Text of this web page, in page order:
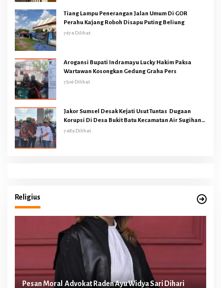
Tiang Lampu Penerangan Jalan Umum Di GOR
Perahu Kajang Roboh Disapu Puting Beliung
7674 Dilihat
Arogansi Bupati Indramayu Lucky Hakim Paksa
Wartawan Kosongkan Gedung Graha Pers
7506 Dilihat
Jakor Sumsel Desak Kejati Usut Tuntas Dugaan
Korupsi Di Desa Bukit Batu Kecamatan Air Sugihan
OKI
7489 Dilihat
Religius
Pesan Moral Advokat Raden Ayu Widya Sari Dihari